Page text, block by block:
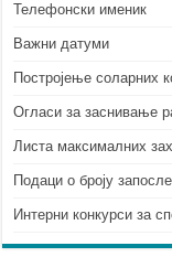
Телефонски именик
Важни датуми
Постројење соларних
Огласи за заснивање
Листа максималних
Подаци о броју
Интерни конкурси за